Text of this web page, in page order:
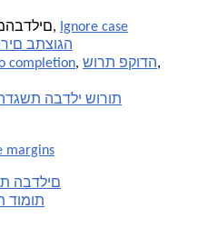
רישיות Ignore case
רענון
completion, שורת פקודה,
הדגשת הבדלי
margins
הדגשת
יישר